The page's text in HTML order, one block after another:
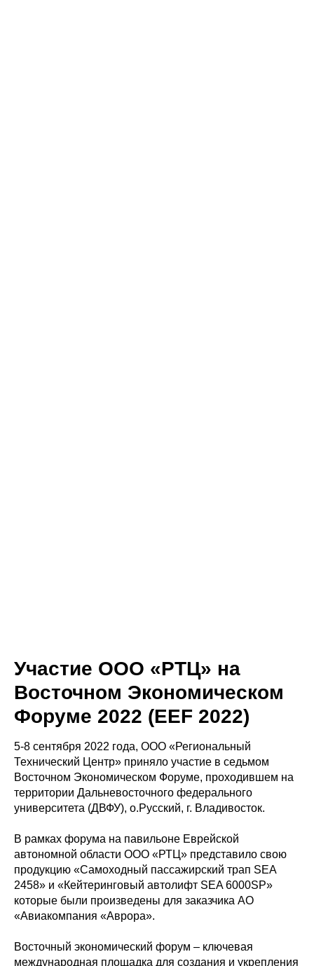
Участие ООО «РТЦ» на
Восточном Экономическом
Форуме 2022 (EEF 2022)
5-8 сентября 2022 года, ООО «Региональный
Технический Центр» приняло участие в седьмом
Восточном Экономическом Форуме, проходившем на
территории Дальневосточного федерального
университета (ДВФУ), о.Русский, г. Владивосток.
В рамках форума на павильоне Еврейской
автономной области ООО «РТЦ» представило свою
продукцию «Самоходный пассажирский трап SEA
2458» и «Кейтеринговый автолифт SEA 6000SP»
которые были произведены для заказчика АО
«Авиакомпания «Аврора».
Восточный экономический форум – ключевая
международная площадка для создания и укрепления